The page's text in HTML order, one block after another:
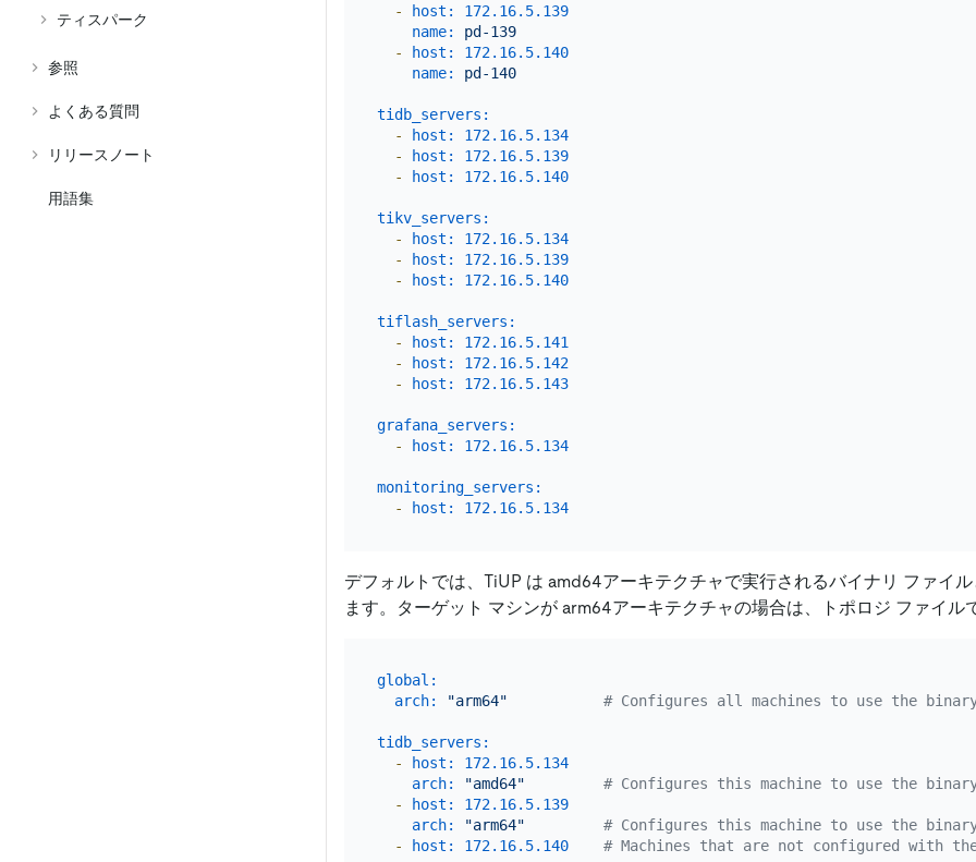
ティスパーク
参照
よくある質問
リリースノート
用語集
-
host: 172.16.5.139
name:
pd-139
-
host: 172.16.5.140
name:
pd-140
tidb_servers:
-
host: 172.16.5.134
-
host: 172.16.5.139
-
host: 172.16.5.140
tikv_servers:
-
host: 172.16.5.134
-
host: 172.16.5.139
-
host: 172.16.5.140
tiflash_servers:
-
host: 172.16.5.141
-
host: 172.16.5.142
-
host: 172.16.5.143
grafana_servers:
-
host: 172.16.5.134
monitoring_servers:
-
host: 172.16.5.134
デフォルトでは、TiUP は amd64アーキテクチャで実行されるバイナリ ファイ
ます。ターゲット マシンが arm64アーキテクチャの場合は、トポロジ ファイル
global:
arch:
"arm64" # Configures all machines to use the
tidb_servers:
-
host: 172.16.5.134
arch:
"amd64"
# Configures this machine to use the
-
host: 172.16.5.139
arch:
"arm64"
# Configures this machine to use the
-
host: 172.16.5.140 # Machines that are not configured with